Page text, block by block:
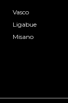
Vasco
Ligabue
Misano